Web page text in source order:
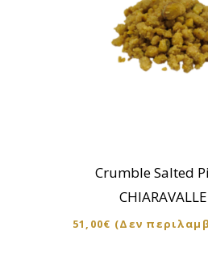
Crumble Salted
51,00€ (Δεν